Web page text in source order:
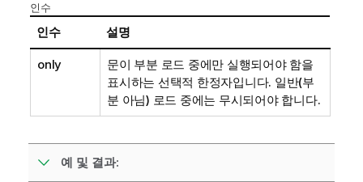
인수
인수 설명
only
문이 부분 로드 중에만 실행되어야 함을
표시하는 선택적 한정자입니다. 일반(부
분 아님) 로드 중에는 무시되어야 합니다.
예 및 결과: